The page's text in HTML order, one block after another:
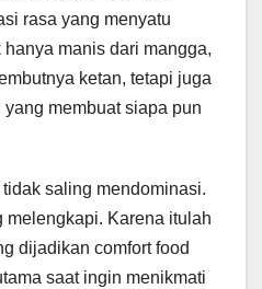
rasa yang menyatu
manis dari mangga,
ketan, tetapi juga
membuat siapa pun
saling mendominasi.
melengkapi. Karena itulah
dijadikan comfort food
saat ingin menikmati